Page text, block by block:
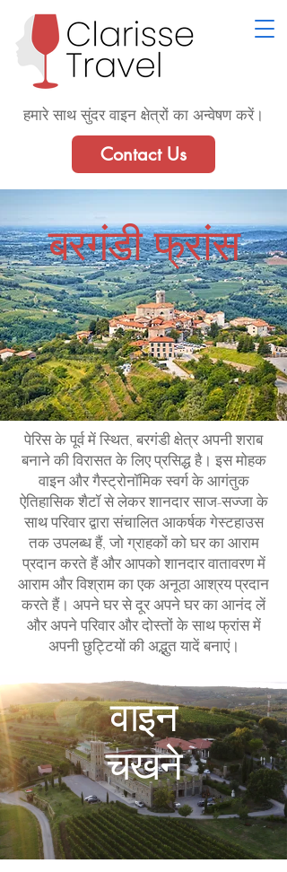
हमारे साथ सुंदर वाइन क्षेत्रों का अन्वेषण करें।
Contact Us
बरगंडी फ्रांस
पेरिस के पूर्व में स्थित, बरगंडी क्षेत्र अपनी शराब
बनाने की विरासत के लिए प्रसिद्ध है। इस मोहक
वाइन और गैस्ट्रोनॉमिक स्वर्ग के आगंतुक
ऐतिहासिक शैटॉ से लेकर शानदार साज-सज्जा के
साथ परिवार द्वारा संचालित आकर्षक गेस्टहाउस
तक उपलब्ध हैं, जो ग्राहकों को घर का आराम
प्रदान करते हैं और आपको शानदार वातावरण में
आराम और विश्राम का एक अनूठा आश्रय प्रदान
करते हैं। अपने घर से दूर अपने घर का आनंद लें
और अपने परिवार और दोस्तों के साथ फ्रांस में
अपनी छुट्टियों की अद्भुत यादें बनाएं।
वाइन
चखने